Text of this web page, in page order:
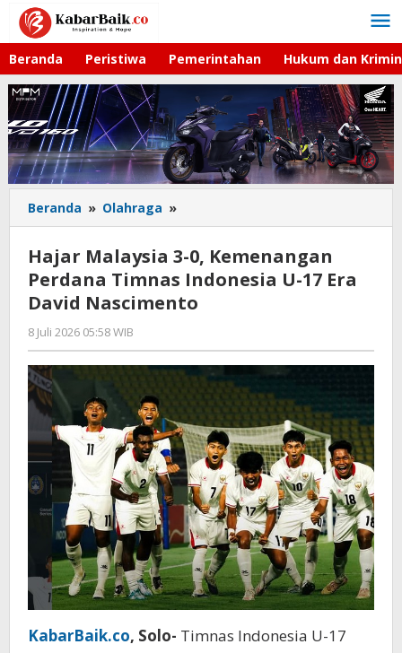
Lewati
konten
Beranda Peristiwa Pemerintahan Hukum dan
Beranda » Olahraga »
Malaysia
0,
Kemenangan
Perdana
17
David
Nascimento
Hajar Malaysia 3-0, Kemenangan
Perdana Timnas Indonesia U-17 Era
David Nascimento
8 Juli 2026 05:58 WIB
Hardy
KabarBaik.co, Solo- Timnas Indonesia U-17